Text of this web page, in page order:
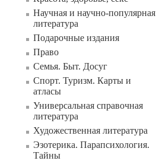
Научная и научно-популярная
литература
Подарочные издания
Право
Семья. Быт. Досуг
Спорт. Туризм. Карты и
атласы
Универсальная справочная
литература
Художественная литература
Эзотерика. Парапсихология.
Тайны